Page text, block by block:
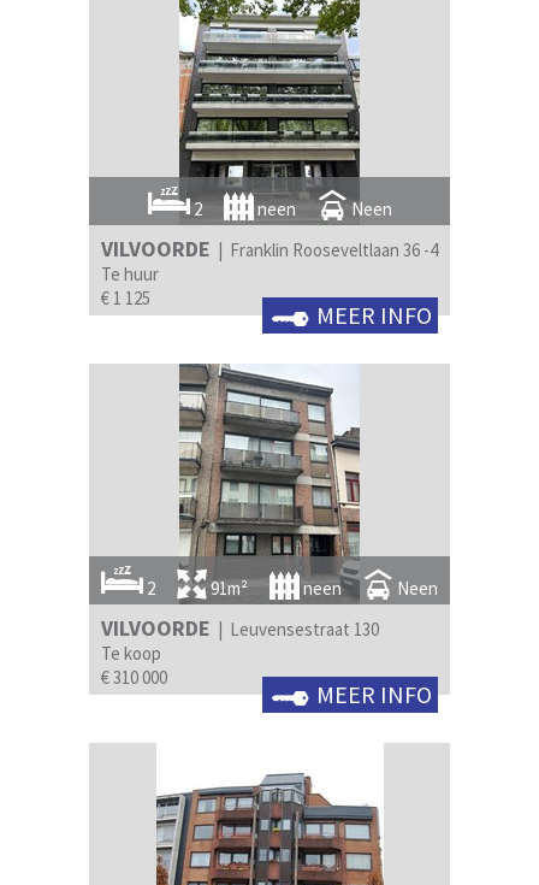
2 neen Neen
VILVOORDE | Franklin Rooseveltlaan 36 -4
Te huur
€ 1 125
MEER INFO
2 91m² neen Neen
VILVOORDE | Leuvensestraat 130
Te koop
€ 310 000
MEER INFO